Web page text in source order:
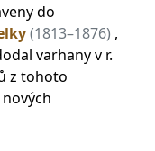
do
(1813–1876) ,
varhany v r.
z tohoto